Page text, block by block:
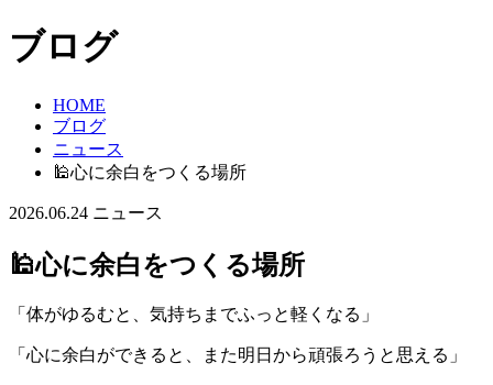
ブログ
HOME
ブログ
ニュース
🕌心に余白をつくる場所
2026.06.24 ニュース
🕌心に余白をつくる場所
「体がゆるむと、気持ちまでふっと軽くなる」
「心に余白ができると、また明日から頑張ろうと思える」